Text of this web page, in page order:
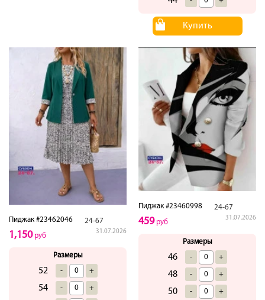
Купить
Пиджак #23462046 24-67
31.07.2026
1,150руб
Размеры
52 - +
54 - +
Пиджак #23460998 24-67
31.07.2026
459руб
Размеры
46 - +
48 - +
50 - +